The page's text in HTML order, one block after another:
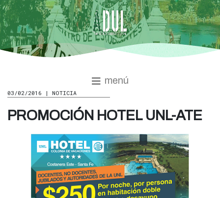
menú
03/02/2016 | NOTICIA
PROMOCIÓN HOTEL UNL-ATE